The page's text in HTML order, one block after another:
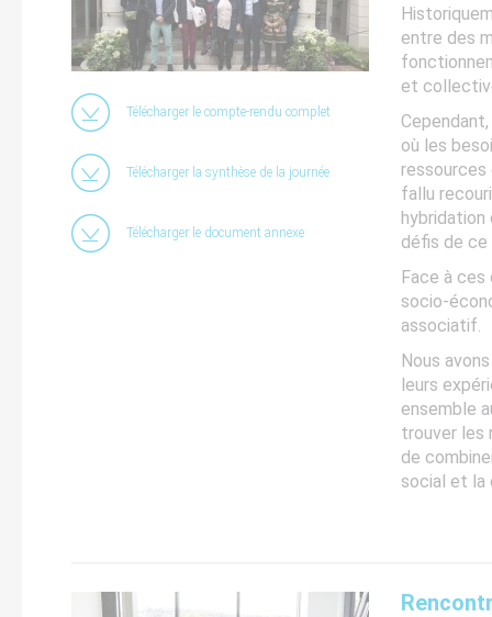
Télécharger le compte-rendu complet
Télécharger la synthèse de la journée
Télécharger le document annexe
entre des
et
où les
fallu
défis de ce
Face à
socio-
associatif.
Nous
leurs
ensemble
trouver les
de
social et la